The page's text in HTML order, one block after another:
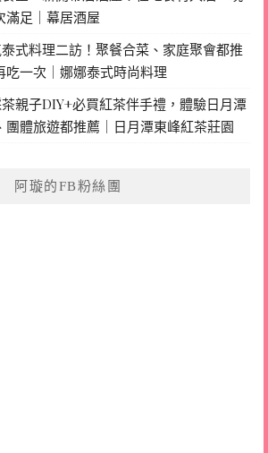
滿足｜幕居酒屋
式料理二訪！聚餐合菜、家庭聚會都推
吃一次｜娜娜泰式時尚料理
親子DIY+必買紅茶伴手禮，體驗日月潭
團體旅遊都推薦｜日月潭東峰紅茶莊園
阿璇的FB粉絲團